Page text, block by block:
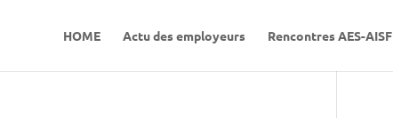
HOME Actu des employeurs Rencontres AES-AISF